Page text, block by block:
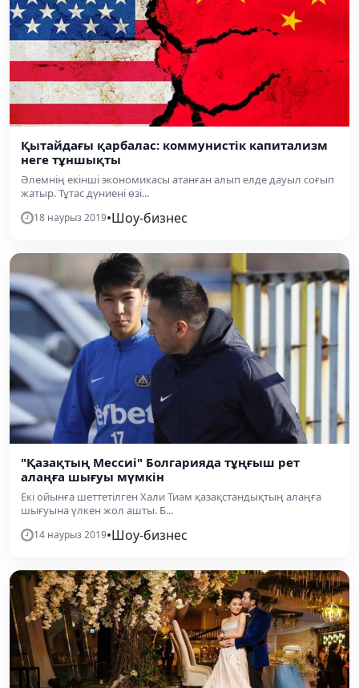
Қытайдағы қарбалас: коммунистік капитализм
неге тұншықты
Әлемнің екінші экономикасы атанған алып елде дауыл соғып
жатыр. Тұтас дүниені өзі...
18 наурыз 2019•Шоу-бизнес
"Қазақтың Мессиі" Болгарияда тұңғыш рет
алаңға шығуы мүмкін
Екі ойынға шеттетілген Хали Тиам қазақстандықтың алаңға
шығуына үлкен жол ашты. Б...
14 наурыз 2019•Шоу-бизнес